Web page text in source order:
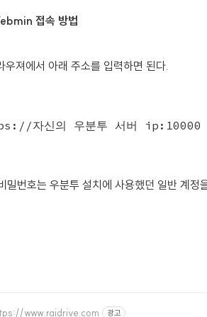
접속 방법
우져에서 아래 주소를 입력하면 된다.
자신의 우분투 서버 ip:10000
밀번호는 우분투 설치에 사용했던 일반 계정
www.raidrive.com 광고